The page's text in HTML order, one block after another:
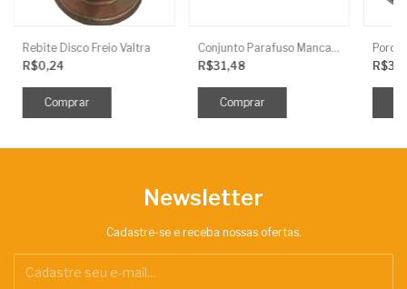
Rebite Disco Freio Valtra
R$0,24
Conjunto Parafuso Mancal 3/4 X 3.1/2 Arad.Frances
R$31,48
Porca
Newsletter
Cadastre-se e receba nossas ofertas.